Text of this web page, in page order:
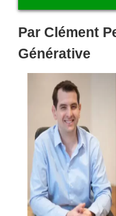
Par Clément
Générative